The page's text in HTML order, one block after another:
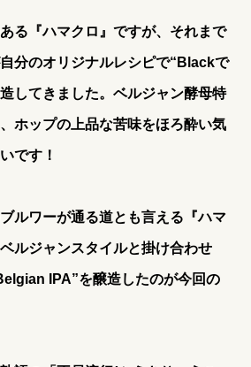
る『ハマクロ』ですが、それまで
分のオリジナルレシピで“Blackで
してきました。ベルジャン酵母特
ホップの上品な苦味をほろ酔い気
です！
ルワーが通る道とも言える『ハマ
ルジャンスタイルと掛け合わせ
IPA”を醸造したのが今回の